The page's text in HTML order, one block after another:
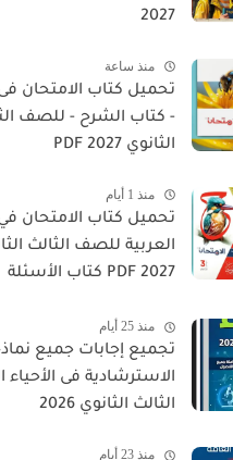
2027
منذ ساعة
تحميل كتاب الامتحان فى الأحياء
- كتاب الشرح - للصف الثالث
الثانوي 2027 PDF
منذ 1 أيام
تحميل كتاب الامتحان في اللغة
العربية للصف الثالث الثانوي
2027 PDF كتاب الأسئلة
منذ 25 أيام
تجميع إجابات جميع نماذج الوزارة
الاسترشادية فى الأحياء الصف
الثالث الثانوي 2026
منذ 23 أيام